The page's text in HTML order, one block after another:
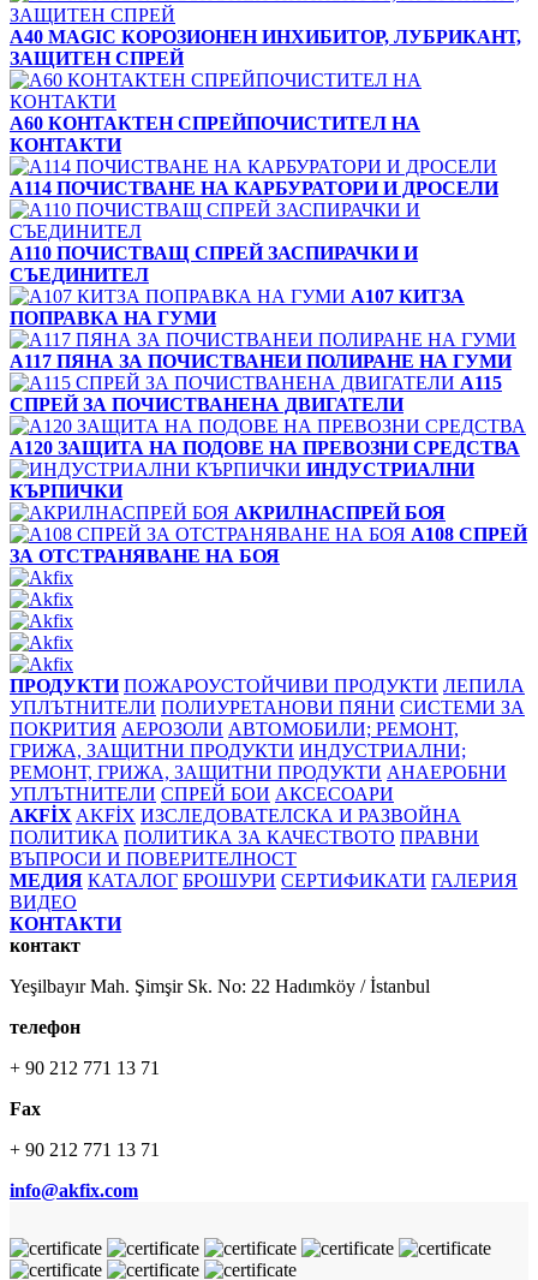
A40 MAGIC КОРОЗИОНЕН ИНХИБИТОР, ЛУБРИКАНТ,
ЗАЩИТЕН СПРЕЙ
A60 КОНТАКТЕН СПРЕЙПОЧИСТИТЕЛ НА
КОНТАКТИ
A114 ПОЧИСТВАНЕ НА КАРБУРАТОРИ И ДРОСЕЛИ
A110 ПОЧИСТВАЩ СПРЕЙ ЗАСПИРАЧКИ И
СЪЕДИНИТЕЛ
A107 КИТЗА
ПОПРАВКА НА ГУМИ
A117 ПЯНА ЗА ПОЧИСТВАНЕИ ПОЛИРАНЕ НА ГУМИ
A115
СПРЕЙ ЗА ПОЧИСТВАНЕНА ДВИГАТЕЛИ
A120 ЗАЩИТА НА ПОДОВЕ НА ПРЕВОЗНИ СРЕДСТВА
ИНДУСТРИАЛНИ
КЪРПИЧКИ
АКРИЛНАСПРЕЙ БОЯ
A108 СПРЕЙ
ЗА ОТСТРАНЯВАНЕ НА БОЯ
ПРОДУКТИ ПОЖАРОУСТОЙЧИВИ ПРОДУКТИ ЛЕПИЛА
УПЛЪТНИТЕЛИ ПОЛИУРЕТАНОВИ ПЯНИ СИСТЕМИ ЗА
ПОКРИТИЯ АЕРОЗОЛИ АВТОМОБИЛИ; РЕМОНТ,
ГРИЖА, ЗАЩИТНИ ПРОДУКТИ ИНДУСТРИАЛНИ;
РЕМОНТ, ГРИЖА, ЗАЩИТНИ ПРОДУКТИ АНАЕРОБНИ
УПЛЪТНИТЕЛИ СПРЕЙ БОИ АКСЕСОАРИ
AKFİXAKFİX ИЗСЛЕДОВАТЕЛСКА И РАЗВОЙНА
ПОЛИТИКА ПОЛИТИКА ЗА КАЧЕСТВОТО ПРАВНИ
ВЪПРОСИ И ПОВЕРИТЕЛНОСТ
МЕДИЯ КАТАЛОГ БРОШУРИ СЕРТИФИКАТИ ГАЛЕРИЯ
ВИДЕО
КОНТАКТИ
контакт
Yeşilbayır Mah. Şimşir Sk. No: 22 Hadımköy / İstanbul
телефон
+ 90 212 771 13 71
Fax
+ 90 212 771 13 71
info@akfix.com